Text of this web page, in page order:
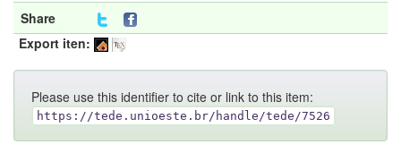
Share
Export iten:
Please use this identifier to cite or link to this item:
https://tede.unioeste.br/handle/tede/7526